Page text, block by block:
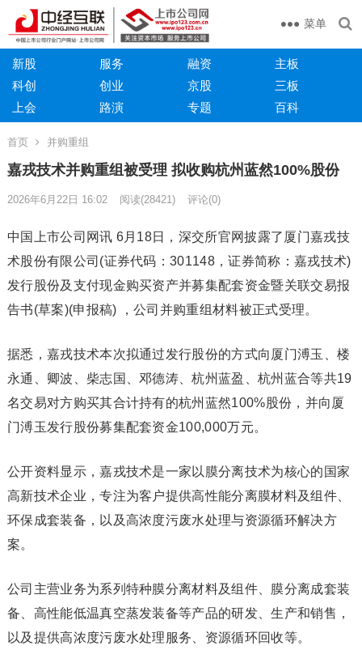
菜单
新股 服务 融资
主板
科创
创业 京股
三板
上会
路演 专题 百科
首页 并购重组
嘉戎技术并购重组被受理 拟收购杭州蓝然100%股份
2026年6月22日 16:02 阅读(28421) 评论(0)
中国上市公司网讯 6月18日，深交所官网披露了厦门嘉戎技
术股份有限公司(证券代码：301148，证券简称：嘉戎技术)
发行股份及支付现金购买资产并募集配套资金暨关联交易报
告书(草案)(申报稿) ，公司并购重组材料被正式受理。
据悉，嘉戎技术本次拟通过发行股份的方式向厦门溥玉、楼
永通、卿波、柴志国、邓德涛、杭州蓝盈、杭州蓝合等共19
名交易对方购买其合计持有的杭州蓝然100%股份，并向厦
门溥玉发行股份募集配套资金100,000万元。
公开资料显示，嘉戎技术是一家以膜分离技术为核心的国家
高新技术企业，专注为客户提供高性能分离膜材料及组件、
环保成套装备，以及高浓度污废水处理与资源循环解决方
案。
公司主营业务为系列特种膜分离材料及组件、膜分离成套装
备、高性能低温真空蒸发装备等产品的研发、生产和销售，
以及提供高浓度污废水处理服务、资源循环回收等。